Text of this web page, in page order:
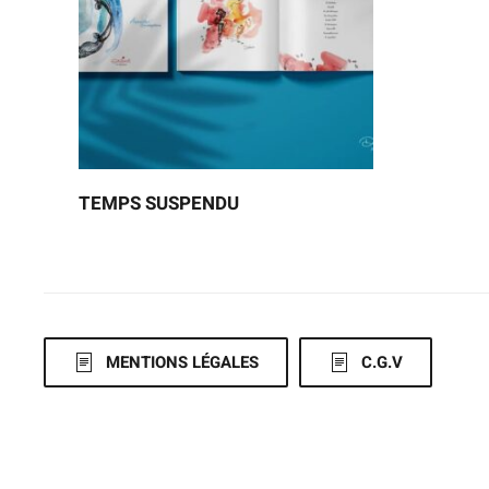
TEMPS SUSPENDU
MENTIONS LÉGALES C.G.V